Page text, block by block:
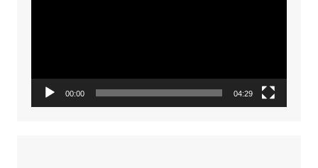
00:00 04:29